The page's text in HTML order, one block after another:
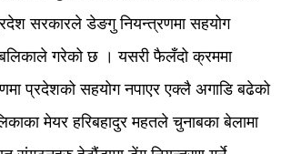
सरकारले डेङगु नियन्त्रणमा सहयोग
गरेको छ । यसरी फैलँदो क्रममा
प्रदेशको सहयोग नपाएर एक्लै अगाडि बढेको
मेयर हरिबहादुर महतले चुनाबका बेलामा